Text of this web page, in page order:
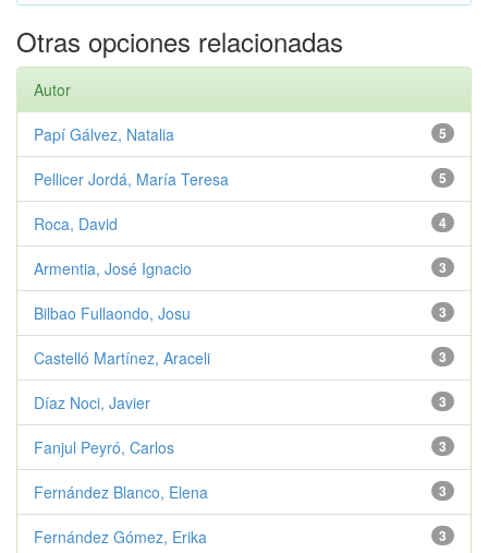
Otras opciones relacionadas
Autor
5
Papí Gálvez, Natalia
5
Pellicer Jordá, María Teresa
4
Roca, David
3
Armentia, José Ignacio
3
Bilbao Fullaondo, Josu
3
Castelló Martínez, Araceli
3
Díaz Noci, Javier
3
Fanjul Peyró, Carlos
3
Fernández Blanco, Elena
3
Fernández Gómez, Erika